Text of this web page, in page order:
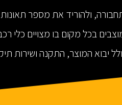
ולהוריד את מספר תאונות
בכל מקום בו מצויים כלי
יבוא המוצר, התקנה ושירות